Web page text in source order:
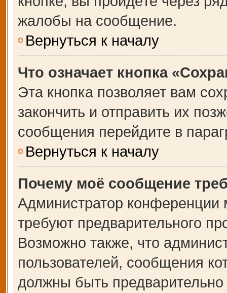
жалобы на сообщение.
Вернуться к началу
Что означает кнопка
Эта кнопка позволяет вам
закончить и отправить их
сообщения перейдите в
Вернуться к началу
Почему моё сообщение
Администратор
требуют предварительного
Возможно также, что
пользователей, сообщения
должны быть